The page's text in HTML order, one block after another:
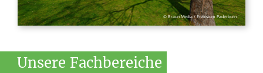
© Braun Media / Erzbistum Paderborn
Unsere Fachbereiche